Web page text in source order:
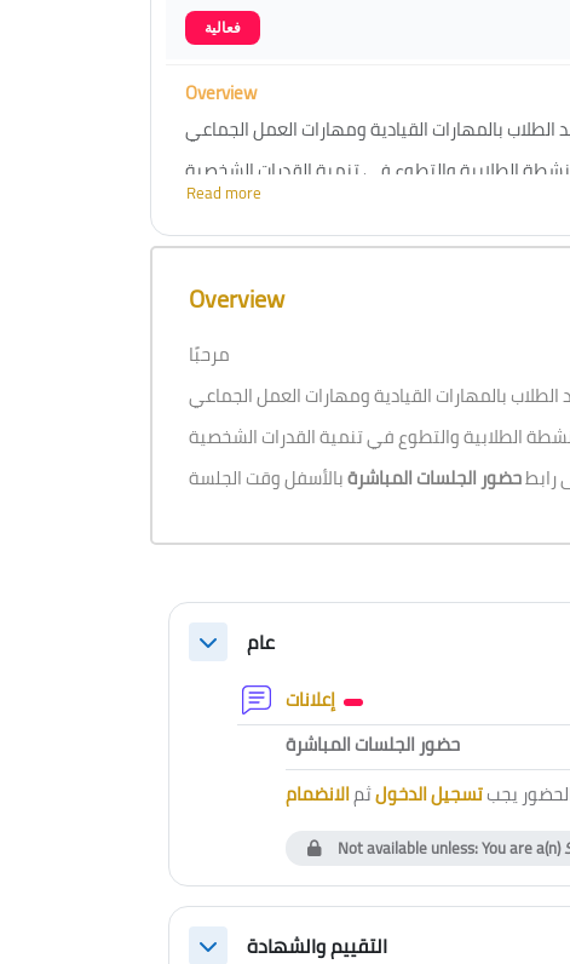
فعالية
Overview
Read more
Skip [Cocoon] Course Overview
Overview
مرحبًا
رابطحضور الجلسات المباشرة
Section outline
Collapseعام
إعلانات Forum
حضور الجلسات المباشرةExternal tool
يجبتسجيل الدخولثمالانضمام
Not available unless: You are a(n)
التقييم والشهادة